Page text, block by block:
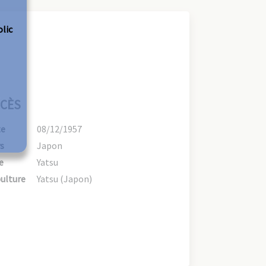
08/12/1957
Japon
Yatsu
Yatsu (Japon)